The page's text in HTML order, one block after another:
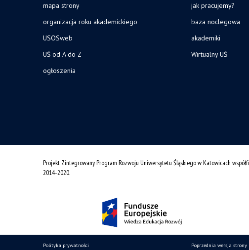
mapa strony
organizacja roku akademickiego
USOSweb
UŚ od A do Z
ogłoszenia
jak pracujemy?
baza noclegowa
akademiki
Wirtualny UŚ
Projekt Zintegrowany Program Rozwoju Uniwersytetu Śląskiego w Katowicach
2014˗2020.
Polityka prywatności Poprzednia wersja strony